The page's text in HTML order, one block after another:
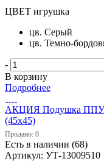
ЦВЕТ игрушка
цв. Серый
цв. Темно-
-
В корзину
Подробнее
АКЦИЯ Подушка ППУ
(45х45)
Продано: 0
Есть в наличии (68)
Артикул: УТ-13009510